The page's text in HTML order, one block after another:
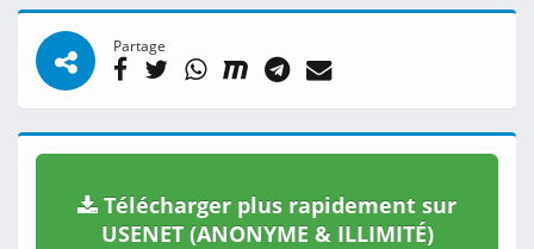
Partage
Télécharger plus rapidement sur
USENET (ANONYME & ILLIMITÉ)